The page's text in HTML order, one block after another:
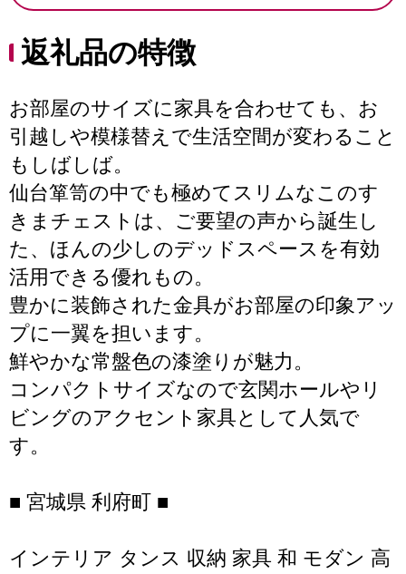
返礼品の特徴
お部屋のサイズに家具を合わせても、お
引越しや模様替えで生活空間が変わること
もしばしば。
仙台箪笥の中でも極めてスリムなこのす
きまチェストは、ご要望の声から誕生し
た、ほんの少しのデッドスペースを有効
活用できる優れもの。
豊かに装飾された金具がお部屋の印象アッ
プに一翼を担います。
鮮やかな常盤色の漆塗りが魅力。
コンパクトサイズなので玄関ホールやリ
ビングのアクセント家具として人気で
す。
■ 宮城県 利府町 ■
インテリア タンス 収納 家具 和 モダン 高